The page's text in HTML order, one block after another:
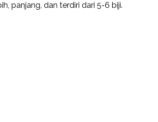
panjang, dan terdiri dari 5-6 biji.